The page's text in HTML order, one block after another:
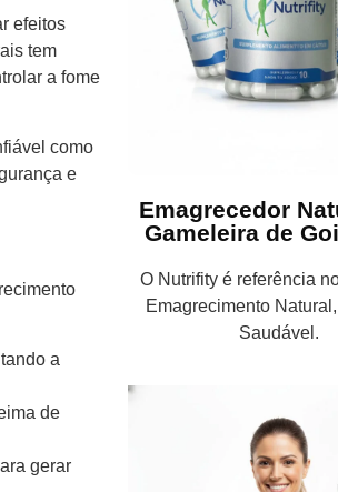
efeitos
tem
a fome
como
e
a
de
gerar
Emagrecedor
Gameleira de
O Nutrifity é referência
Emagrecimento
Saudável.